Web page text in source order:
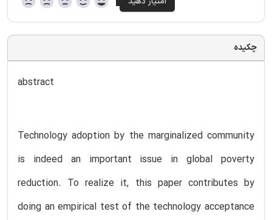
چکیده
abstract
Technology adoption by the marginalized community
is indeed an important issue in global poverty
reduction. To realize it, this paper contributes by
doing an empirical test of the technology acceptance